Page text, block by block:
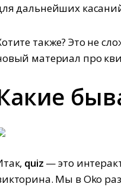
дальнейших
также? Это не
материал про
quiz — это
Мы в Oko